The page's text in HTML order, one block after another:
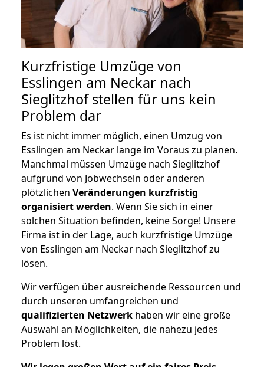
Kurzfristige Umzüge von
Esslingen am Neckar nach
Sieglitzhof stellen für uns kein
Problem dar
Es ist nicht immer möglich, einen Umzug von
Esslingen am Neckar lange im Voraus zu planen.
Manchmal müssen Umzüge nach Sieglitzhof
aufgrund von Jobwechseln oder anderen
plötzlichen Veränderungen kurzfristig
organisiert werden. Wenn Sie sich in einer
solchen Situation befinden, keine Sorge! Unsere
Firma ist in der Lage, auch kurzfristige Umzüge
von Esslingen am Neckar nach Sieglitzhof zu
lösen.
Wir verfügen über ausreichende Ressourcen und
durch unseren umfangreichen und
qualifizierten Netzwerk haben wir eine große
Auswahl an Möglichkeiten, die nahezu jedes
Problem löst.